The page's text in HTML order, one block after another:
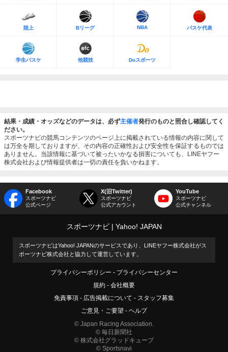
陸上 Bリーグ NBA バスケ代表
学生バスケ 他競技 Doスポーツ
結果・成績・オッズなどのデータは、必ず主催者発行のものと照合し確認してく
ださい。
スポーツナビの競馬コンテンツのページ上に掲載されている情報の内容に関して
は万全を期しておりますが、その内容の正確性および安全性を保証するものでは
ありません。当該情報に基づいて被ったいかなる損害についても、LINEヤフー
株式会社および情報提供者は一切の責任を負いかねます。
Facebook
スポーツナビ
公式ページ
X(旧Twitter)
スポーツナビ
公式アカウント
YouTube
スポーツナビ
公式チャンネル
スポーツナビ Yahoo! JAPAN
スポーツナビはYahoo! JAPANのサービスであり、LINEヤフー株式会社がス
ポーツナビ株式会社と協力して運営しています。
プライバシーポリシー
プライバシーセンター
規約
会社概要
免責事項
広告掲載について
スタッフ募集
ご意見・ご要望
ヘルプ
© Japan Racing Association.
© 毎日新聞社
© 株式会社グラッドキューブ
© Sportsnavi